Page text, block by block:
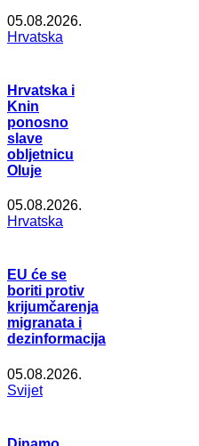
05.08.2026.
Hrvatska
Hrvatska i
Knin
ponosno
slave
obljetnicu
Oluje
05.08.2026.
Hrvatska
EU će se
boriti protiv
krijumčarenja
migranata i
dezinformacija
05.08.2026.
Svijet